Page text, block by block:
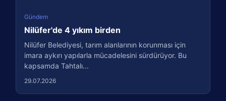
Gündem
Nilüfer'de 4 yıkım birden
Nilüfer Belediyesi, tarım alanlarının korunması için
imara aykırı yapılarla mücadelesini sürdürüyor. Bu
kapsamda Tahtalı...
29.07.2026